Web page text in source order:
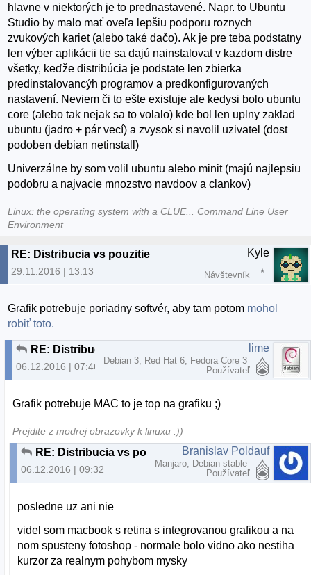
hlavne v niektorých je to prednastavené. Napr. to Ubuntu
Studio by malo mať oveľa lepšiu podporu roznych
zvukových kariet (alebo také dačo). Ak je pre teba podstatny
len výber aplikácii tie sa dajú nainstalovat v kazdom distre
všetky, keďže distribúcia je podstate len zbierka
predinstalovancýh programov a predkonfigurovaných
nastavení. Neviem či to ešte existuje ale kedysi bolo ubuntu
core (alebo tak nejak sa to volalo) kde bol len uplny zaklad
ubuntu (jadro + pár vecí) a zvysok si navolil uzivatel (dost
podoben debian netinstall)
Univerzálne by som volil ubuntu alebo minit (majú najlepsiu
podobru a najvacie mnozstvo navdoov a clankov)
Linux: the operating system with a CLUE... Command Line User
Environment
RE: Distribucia vs pouzitie
29.11.2016 | 13:13
Kyle
Návštevník
Grafik potrebuje poriadny softvér, aby tam potom mohol
robiť toto.
RE: Distribucia vs pouzitie
06.12.2016 | 07:46
lime
Debian 3, Red Hat 6, Fedora Core 3
Používateľ
Grafik potrebuje MAC to je top na grafiku ;)
Prejdite z modrej obrazovky k linuxu :))
RE: Distribucia vs pouzitie
06.12.2016 | 09:32
Branislav Poldauf
Manjaro, Debian stable
Používateľ
posledne uz ani nie
videl som macbook s retina s integrovanou grafikou a na
nom spusteny fotoshop - normale bolo vidno ako nestiha
kurzor za realnym pohybom mysky